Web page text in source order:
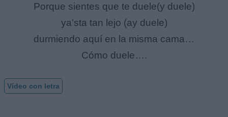
Porque sientes que te duele(y duele)
ya'sta tan lejo (ay duele)
durmiendo aquí en la misma cama…
Cómo duele….
Vídeo con letra